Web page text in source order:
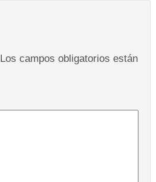
Los campos obligatorios están